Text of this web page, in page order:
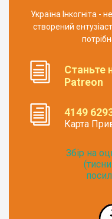
Україна Інкогніта -
створений
Станьте
Patreon
4149
Карта
Збір на